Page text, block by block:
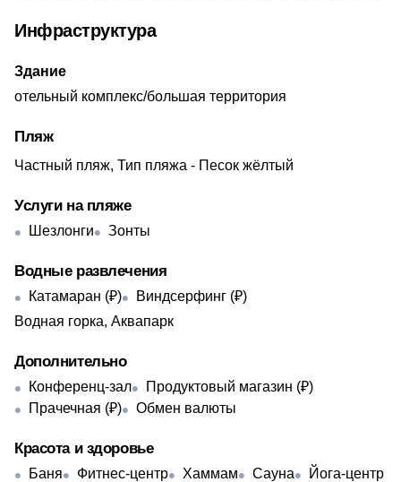
Инфраструктура
Здание
отельный комплекс/большая территория
Пляж
Частный пляж, Тип пляжа - Песок жёлтый
Услуги на пляже
Шезлонги Зонты
Водные развлечения
Катамаран (₽)
Виндсерфинг (₽)
Водная горка, Аквапарк
Дополнительно
Конференц-зал
Продуктовый магазин (₽)
Прачечная (₽)
Обмен валюты
Красота и здоровье
Баня Фитнес-центр Хаммам Сауна Йога-центр